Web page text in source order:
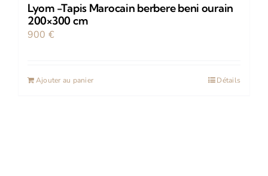
Lyom -Tapis Marocain berbere beni ourain
200×300 cm
900 €
Ajouter au panier Détails